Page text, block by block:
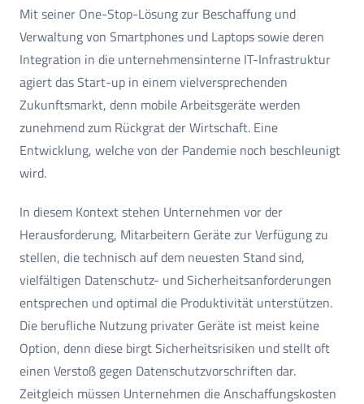
Mit seiner One-Stop-Lösung zur Beschaffung und
Verwaltung von Smartphones und Laptops sowie deren
Integration in die unternehmensinterne IT-Infrastruktur
agiert das Start-up in einem vielversprechenden
Zukunftsmarkt, denn mobile Arbeitsgeräte werden
zunehmend zum Rückgrat der Wirtschaft. Eine
Entwicklung, welche von der Pandemie noch beschleunigt
wird.
In diesem Kontext stehen Unternehmen vor der
Herausforderung, Mitarbeitern Geräte zur Verfügung zu
stellen, die technisch auf dem neuesten Stand sind,
vielfältigen Datenschutz- und Sicherheitsanforderungen
entsprechen und optimal die Produktivität unterstützen.
Die berufliche Nutzung privater Geräte ist meist keine
Option, denn diese birgt Sicherheitsrisiken und stellt oft
einen Verstoß gegen Datenschutzvorschriften dar.
Zeitgleich müssen Unternehmen die Anschaffungskosten